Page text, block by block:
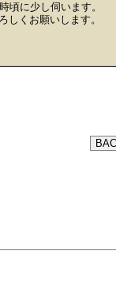
頃に少し伺います。
しくお願いします。